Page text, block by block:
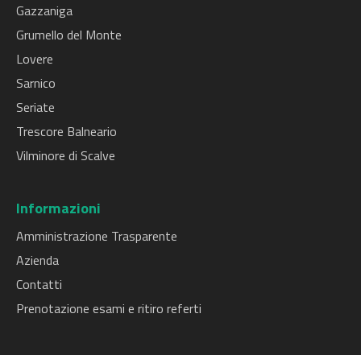
Gazzaniga
Grumello del Monte
Lovere
Sarnico
Seriate
Trescore Balneario
Vilminore di Scalve
Informazioni
Amministrazione Trasparente
Azienda
Contatti
Prenotazione esami e ritiro referti